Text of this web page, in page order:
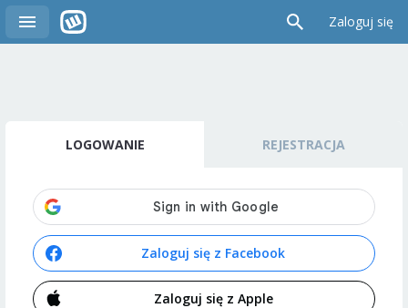
Zaloguj się
LOGOWANIE REJESTRACJA
Zaloguj się z Facebook
Zaloguj się z Apple